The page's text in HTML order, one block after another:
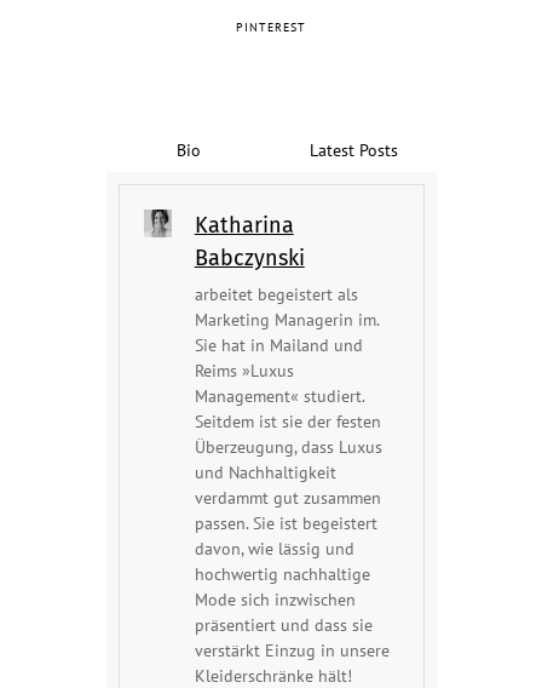
PINTEREST
Bio Latest Posts
Katharina
Babczynski
arbeitet begeistert als
Marketing Managerin im.
Sie hat in Mailand und
Reims »Luxus
Management« studiert.
Seitdem ist sie der festen
Überzeugung, dass Luxus
und Nachhaltigkeit
verdammt gut zusammen
passen. Sie ist begeistert
davon, wie lässig und
hochwertig nachhaltige
Mode sich inzwischen
präsentiert und dass sie
verstärkt Einzug in unsere
Kleiderschränke hält!